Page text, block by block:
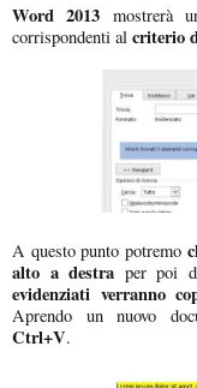
Word 2013 mostrerà
corrispondenti al criterio
A questo punto potremo
alto a destra per poi
evidenziati verranno
Aprendo un nuovo
Ctrl+V.